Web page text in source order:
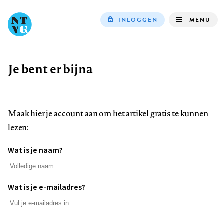
INLOGGEN MENU
Kruimelpad
Je bent er bijna
Maak hier je account aan om het artikel gratis te kunnen
lezen:
Wat is je naam?
Wat is je e-mailadres?